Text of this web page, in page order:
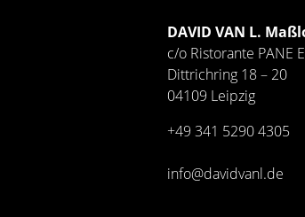
DAVID VAN L.
c/o Ristorante PANE
Dittrichring 18 – 20
04109 Leipzig
+49 341 5290 4305
info@davidvanl.de